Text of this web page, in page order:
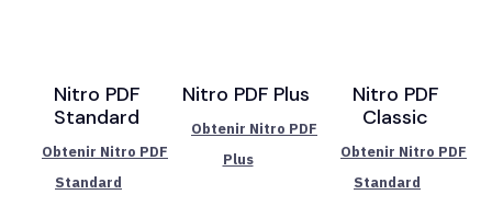
Nitro PDF
Standard
Obtenir Nitro PDF
Standard
Nitro PDF Plus
Obtenir Nitro PDF
Plus
Nitro PDF
Classic
Obtenir Nitro PDF
Standard